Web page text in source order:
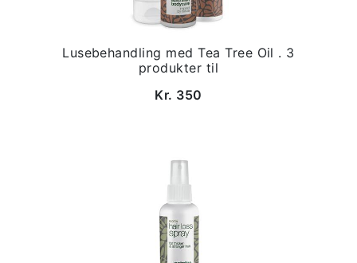
Lusebehandling med Tea Tree Oil . 3
produkter til
Kr. 350